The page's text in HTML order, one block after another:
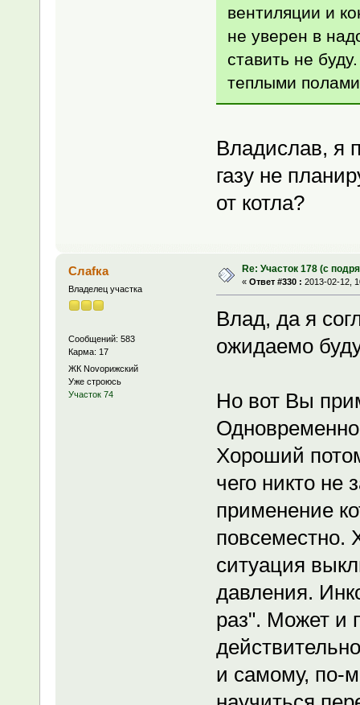
вентиляции и
не уверен в
ставить не
теплыми
Владислав, я
газу не
от котла?
Слаfка
Владелец участка
Сообщений: 583
Карма: 17
ЖК Novoрижский
Уже строюсь
Участок 74
Re: Участок 178 (с
« Ответ #330 : 2013-02-12,
Влад, да я
ожидаемо
Но вот Вы
Хороший
чего никто не
применение
повсеместно.
ситуация
давления.
раз". Может и
и самому, по-